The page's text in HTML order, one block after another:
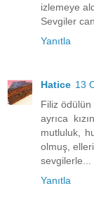
izlemeye
Sevgiler
Yanıtla
Hatice 13
Filiz
ayrıca
mutluluk,
olmuş,
sevgilerle...
Yanıtla